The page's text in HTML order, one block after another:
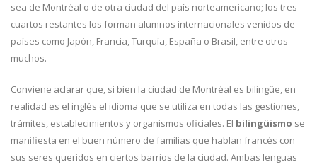
sea de Montréal o de otra ciudad del país norteamericano; los tres
cuartos restantes los forman alumnos internacionales venidos de
países como Japón, Francia, Turquía, España o Brasil, entre otros
muchos.
Conviene aclarar que, si bien la ciudad de Montréal es bilingüe, en
realidad es el inglés el idioma que se utiliza en todas las gestiones,
trámites, establecimientos y organismos oficiales. El bilingüismo se
manifiesta en el buen número de familias que hablan francés con
sus seres queridos en ciertos barrios de la ciudad. Ambas lenguas